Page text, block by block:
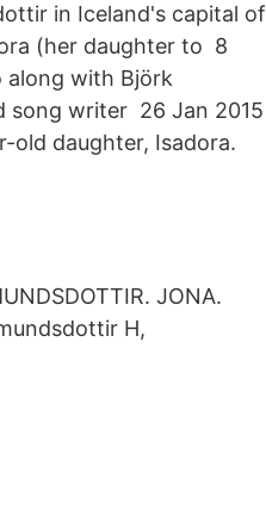
in Iceland's capital of
(her daughter to 8
along with Björk
song writer 26 Jan 2015
old daughter, Isadora.
JONA.
H,